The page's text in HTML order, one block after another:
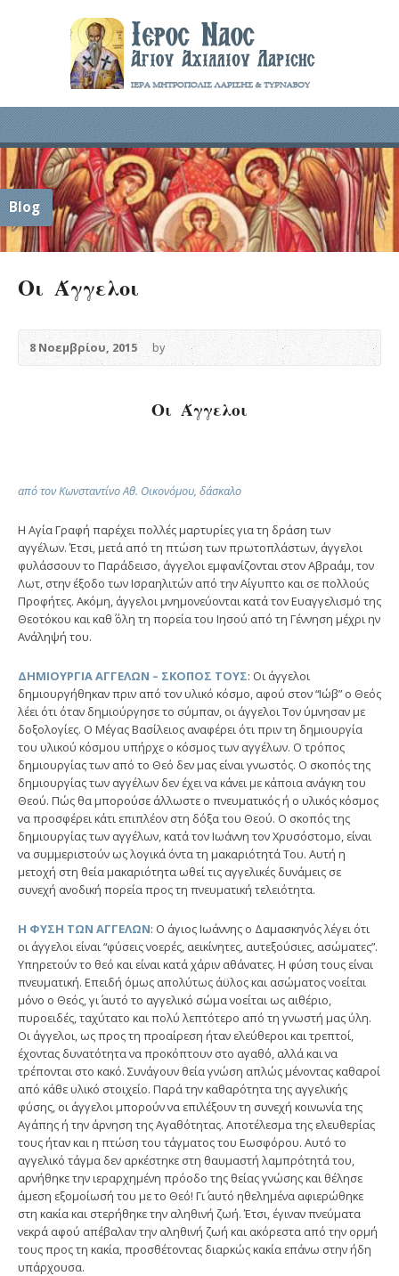
Blog
Οι Άγγελοι
8 Νοεμβρίου, 2015 by
Οι Άγγελοι
από τον Κωνσταντίνο Αθ. Οικονόμου, δάσκαλο
Η Αγία Γραφή παρέχει πολλές μαρτυρίες για τη δράση των
αγγέλων. Έτσι, μετά από τη πτώση των πρωτοπλάστων, άγγελοι
φυλάσσουν το Παράδεισο, άγγελοι εμφανίζονται στον Αβραάμ, τον
Λωτ, στην έξοδο των Ισραηλιτών από την Αίγυπτο και σε πολλούς
Προφήτες. Ακόμη, άγγελοι μνημονεύονται κατά τον Ευαγγελισμό της
Θεοτόκου και καθ΄ όλη τη πορεία του Ιησού από τη Γέννηση μέχρι ην
Ανάληψή του.
ΔΗΜΙΟΥΡΓΙΑ ΑΓΓΕΛΩΝ – ΣΚΟΠΟΣ ΤΟΥΣ: Οι άγγελοι
δημιουργήθηκαν πριν από τον υλικό κόσμο, αφού στον “Ιώβ” ο Θεός
λέει ότι όταν δημιούργησε το σύμπαν, οι άγγελοι Τον ύμνησαν με
δοξολογίες. Ο Μέγας Βασίλειος αναφέρει ότι πριν τη δημιουργία
του υλικού κόσμου υπήρχε ο κόσμος των αγγέλων. Ο τρόπος
δημιουργίας των από το Θεό δεν μας είναι γνωστός. Ο σκοπός της
δημιουργίας των αγγέλων δεν έχει να κάνει με κάποια ανάγκη του
Θεού. Πώς θα μπορούσε άλλωστε ο πνευματικός ή ο υλικός κόσμος
να προσφέρει κάτι επιπλέον στη δόξα του Θεού. Ο σκοπός της
δημιουργίας των αγγέλων, κατά τον Ιωάννη τον Χρυσόστομο, είναι
να συμμεριστούν ως λογικά όντα τη μακαριότητά Του. Αυτή η
μετοχή στη θεία μακαριότητα ωθεί τις αγγελικές δυνάμεις σε
συνεχή ανοδική πορεία προς τη πνευματική τελειότητα.
Η ΦΥΣΗ ΤΩΝ ΑΓΓΕΛΩΝ: Ο άγιος Ιωάννης ο Δαμασκηνός λέγει ότι
οι άγγελοι είναι “φύσεις νοερές, αεικίνητες, αυτεξούσιες, ασώματες”.
Υπηρετούν το θεό και είναι κατά χάριν αθάνατες. Η φύση τους είναι
πνευματική. Επειδή όμως απολύτως άϋλος και ασώματος νοείται
μόνο ο Θεός, γι΄ αυτό το αγγελικό σώμα νοείται ως αιθέριο,
πυροειδές, ταχύτατο και πολύ λεπτότερο από τη γνωστή μας ύλη.
Οι άγγελοι, ως προς τη προαίρεση ήταν ελεύθεροι και τρεπτοί,
έχοντας δυνατότητα να προκόπτουν στο αγαθό, αλλά και να
τρέπονται στο κακό. Συνάγουν θεία γνώση απλώς μένοντας καθαροί
από κάθε υλικό στοιχείο. Παρά την καθαρότητα της αγγελικής
φύσης, οι άγγελοι μπορούν να επιλέξουν τη συνεχή κοινωνία της
Αγάπης ή την άρνηση της Αγαθότητας. Αποτέλεσμα της ελευθερίας
τους ήταν και η πτώση του τάγματος του Εωσφόρου. Αυτό το
αγγελικό τάγμα δεν αρκέστηκε στη θαυμαστή λαμπρότητά του,
αρνήθηκε την ιεραρχημένη πρόοδο της θείας γνώσης και θέλησε
άμεση εξομοίωσή του με το Θεό! Γι΄ αυτό ηθελημένα αφιερώθηκε
στη κακία και στερήθηκε την αληθινή ζωή. Έτσι, έγιναν πνεύματα
νεκρά αφού απέβαλαν την αληθινή ζωή και ακόρεστα από την ορμή
τους προς τη κακία, προσθέτοντας διαρκώς κακία επάνω στην ήδη
υπάρχουσα.